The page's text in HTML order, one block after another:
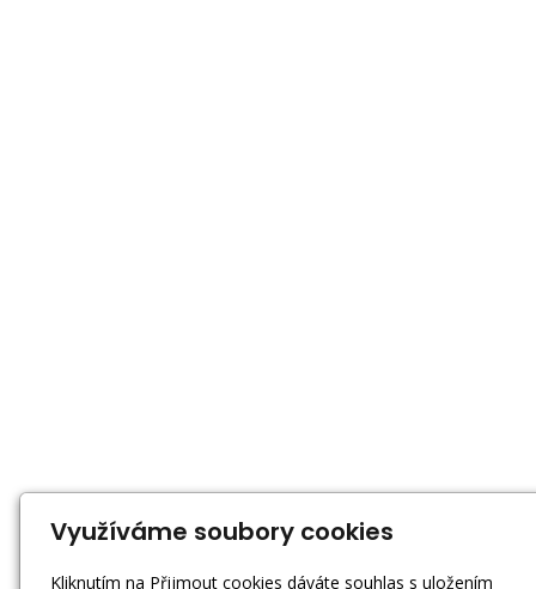
Využíváme soubory cookies
Kliknutím na Přijmout cookies dáváte souhlas s uložením